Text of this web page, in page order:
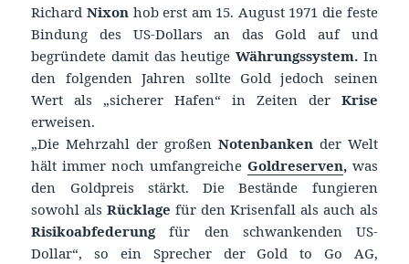
RichardNixon hob erst am 15. August 1971 die feste
Bindung des US-Dollars an das Gold auf und
begründete damit das heutige Währungssystem.In
den folgenden Jahren sollte Gold jedoch seinen
Wert als „sicherer Hafen“ in Zeiten der Krise
erweisen.
„Die Mehrzahl der großen Notenbanken der Welt
hält immer noch umfangreiche Goldreserven, was
den Goldpreis stärkt. Die Bestände fungieren
sowohl alsRücklage für den Krisenfall als auch als
Risikoabfederungfür den schwankenden US-
Dollar“, so ein Sprecher der Gold to Go AG,